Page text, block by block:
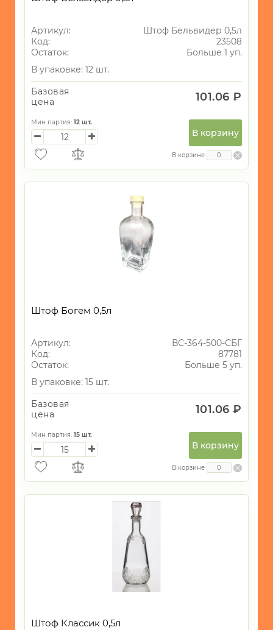
Артикул:
Штоф Бельвидер 0,5л
Код:
23508
Остаток:
Больше 1 уп.
В упаковке: 12 шт.
Базовая
цена
101.06 ₽
Мин партия: 12 шт.
В корзину
В корзине
Штоф Богем 0,5л
Артикул:
ВС-364-500-СБГ
Код:
87781
Остаток:
Больше 5 уп.
В упаковке: 15 шт.
Базовая
цена
101.06 ₽
Мин партия: 15 шт.
В корзину
В корзине
Штоф Классик 0,5л